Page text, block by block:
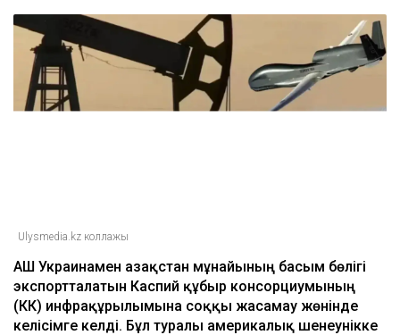
Ulysmedia.kz коллажы
АҚШ Украинамен Қазақстан мұнайының басым бөлігі
экспортталатын Каспий құбыр консорциумының
(КҚК) инфрақұрылымына соққы жасамау жөнінде
келісімге келді. Бұл туралы америкалық шенеунікке